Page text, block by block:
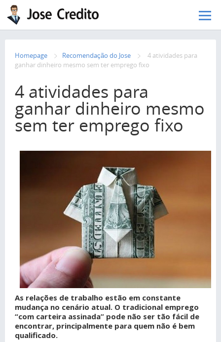
Pular para o conteúdo principal
Homepage Recomendação do Jose
4 atividades para
ganhar dinheiro mesmo sem ter emprego fixo
4 atividades para
ganhar dinheiro mesmo
sem ter emprego fixo
As relações de trabalho estão em constante
mudança no cenário atual. O tradicional emprego
“com carteira assinada” pode não ser tão fácil de
encontrar, principalmente para quem não é bem
qualificado.